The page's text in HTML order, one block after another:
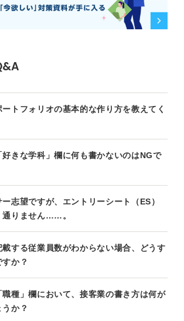
トフォリオの基本的な作り方を教えてく
好きな学科」欄に何も書かないのはNGで
志望ですが、エントリーシート（ES）
通りません……。
載する従業員数がわからない場合、どうす
か？
職種」欄において、接客業の書き方は何が
か？